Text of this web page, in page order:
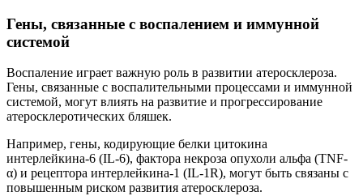
Гены, связанные с воспалением и иммунной
системой
Воспаление играет важную роль в развитии атеросклероза.
Гены, связанные с воспалительными процессами и иммунной
системой, могут влиять на развитие и прогрессирование
атеросклеротических бляшек.
Например, гены, кодирующие белки цитокина
интерлейкина-6 (IL-6), фактора некроза опухоли альфа (TNF-
α) и рецептора интерлейкина-1 (IL-1R), могут быть связаны с
повышенным риском развития атеросклероза.